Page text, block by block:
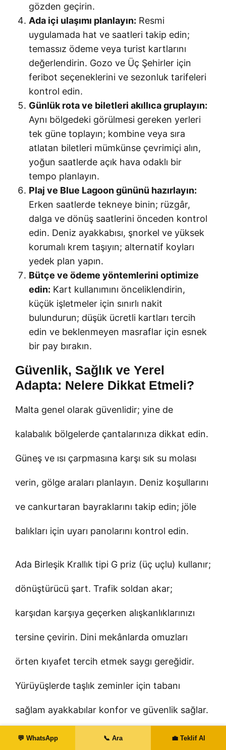
gözden geçirin.
Ada içi ulaşımı planlayın: Resmi
uygulamada hat ve saatleri takip edin;
temassız ödeme veya turist kartlarını
değerlendirin. Gozo ve Üç Şehirler için
feribot seçeneklerini ve sezonluk tarifeleri
kontrol edin.
Günlük rota ve biletleri akıllıca gruplayın:
Aynı bölgedeki görülmesi gereken yerleri
tek güne toplayın; kombine veya sıra
atlatan biletleri mümkünse çevrimiçi alın,
yoğun saatlerde açık hava odaklı bir
tempo planlayın.
Plaj ve Blue Lagoon gününü hazırlayın:
Erken saatlerde tekneye binin; rüzgâr,
dalga ve dönüş saatlerini önceden kontrol
edin. Deniz ayakkabısı, şnorkel ve yüksek
korumalı krem taşıyın; alternatif koyları
yedek plan yapın.
Bütçe ve ödeme yöntemlerini optimize
edin: Kart kullanımını önceliklendirin,
küçük işletmeler için sınırlı nakit
bulundurun; düşük ücretli kartları tercih
edin ve beklenmeyen masraflar için esnek
bir pay bırakın.
Güvenlik, Sağlık ve Yerel
Adapta: Nelere Dikkat Etmeli?
Malta genel olarak güvenlidir; yine de
kalabalık bölgelerde çantalarınıza dikkat edin.
Güneş ve ısı çarpmasına karşı sık su molası
verin, gölge araları planlayın. Deniz koşullarını
ve cankurtaran bayraklarını takip edin; jöle
balıkları için uyarı panolarını kontrol edin.
Ada Birleşik Krallık tipi G priz (üç uçlu) kullanır;
dönüştürücü şart. Trafik soldan akar;
karşıdan karşıya geçerken alışkanlıklarınızı
tersine çevirin. Dini mekânlarda omuzları
örten kıyafet tercih etmek saygı gereğidir.
Yürüyüşlerde taşlık zeminler için tabanı
sağlam ayakkabılar konfor ve güvenlik sağlar.
Sonuç: Malta’ya İlk Seyahatinizi
💬 WhatsApp 📞 Ara 💼 Teklif Al